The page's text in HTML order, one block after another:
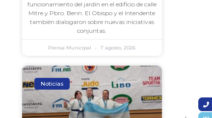
funcionamiento del jardín en el edificio de calle
Mitre y Pbro. Berin. El Obispo y el Intendente
también dialogaron sobre nuevas iniciativas
conjuntas.
Prensa Municipal 7 agosto, 2026
Noticias